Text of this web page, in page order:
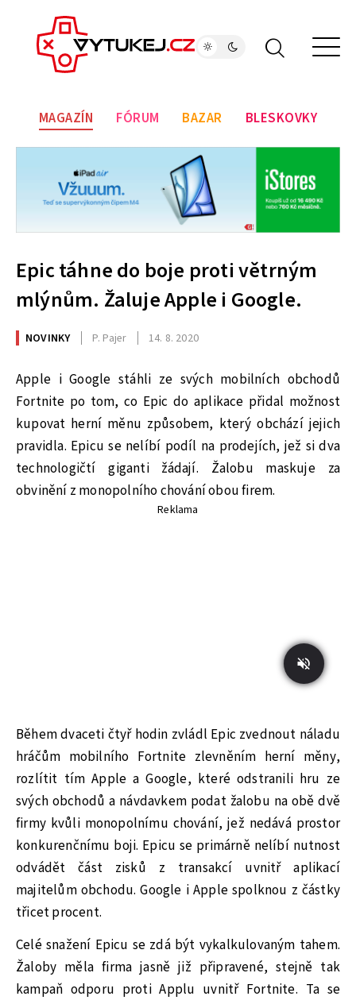
MAGAZÍN FÓRUM BAZAR BLESKOVKY
Epic táhne do boje proti větrným
mlýnům. Žaluje Apple i Google.
NOVINKY P. Pajer 14. 8. 2020
Apple i Google stáhli ze svých mobilních obchodů
Fortnite po tom, co Epic do aplikace přidal možnost
kupovat herní měnu způsobem, který obchází jejich
pravidla. Epicu se nelíbí podíl na prodejích, jež si dva
technologičtí giganti žádají. Žalobu maskuje za
obvinění z monopolního chování obou firem.
Reklama
Během dvaceti čtyř hodin zvládl Epic zvednout náladu
hráčům mobilního Fortnite zlevněním herní měny,
rozlítit tím Apple a Google, které odstranili hru ze
svých obchodů a návdavkem podat žalobu na obě dvě
firmy kvůli monopolnímu chování, jež nedává prostor
konkurenčnímu boji. Epicu se primárně nelíbí nutnost
odvádět část zisků z transakcí uvnitř aplikací
majitelům obchodu. Google i Apple spolknou z částky
třicet procent.
Celé snažení Epicu se zdá být vykalkulovaným tahem.
Žaloby měla firma jasně již připravené, stejně tak
kampaň odporu proti Applu uvnitř Fortnite. Ta se